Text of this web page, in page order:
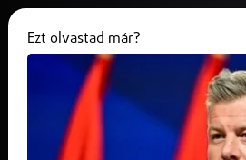
Lezárták az M3-as
Ezt olvastad már?